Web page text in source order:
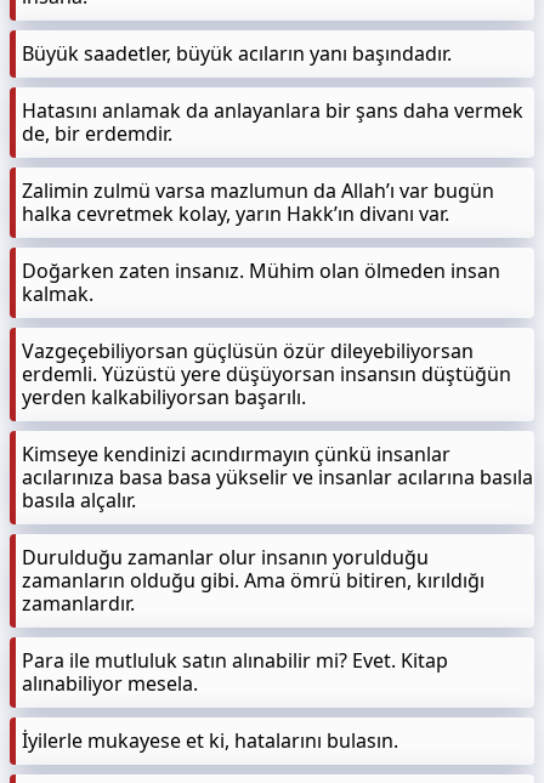
Büyük saadetler, büyük acıların yanı başındadır.
Hatasını anlamak da anlayanlara bir şans daha vermek
de, bir erdemdir.
Zalimin zulmü varsa mazlumun da Allah’ı var bugün
halka cevretmek kolay, yarın Hakk’ın divanı var.
Doğarken zaten insanız. Mühim olan ölmeden insan
kalmak.
Vazgeçebiliyorsan güçlüsün özür dileyebiliyorsan
erdemli. Yüzüstü yere düşüyorsan insansın düştüğün
yerden kalkabiliyorsan başarılı.
Kimseye kendinizi acındırmayın çünkü insanlar
acılarınıza basa basa yükselir ve insanlar acılarına basıla
basıla alçalır.
Durulduğu zamanlar olur insanın yorulduğu
zamanların olduğu gibi. Ama ömrü bitiren, kırıldığı
zamanlardır.
Para ile mutluluk satın alınabilir mi? Evet. Kitap
alınabiliyor mesela.
İyilerle mukayese et ki, hatalarını bulasın.